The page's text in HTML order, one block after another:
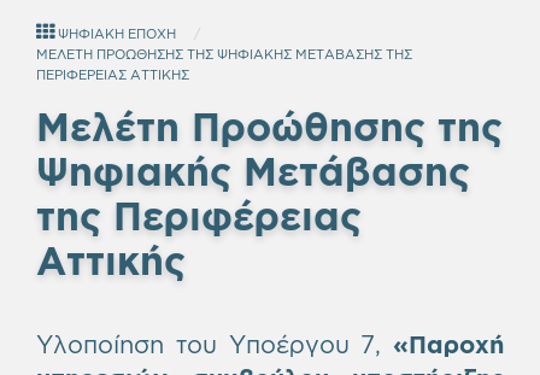
ΨΗΦΙΑΚΗ ΕΠΟΧΗ
ΜΕΛΕΤΗ ΠΡΟΩΘΗΣΗΣ ΤΗΣ ΨΗΦΙΑΚΗΣ ΜΕΤΑΒΑΣΗΣ ΤΗΣ
ΠΕΡΙΦΕΡΕΙΑΣ ΑΤΤΙΚΗΣ
Μελέτη Προώθησης της
Ψηφιακής Μετάβασης
της Περιφέρειας
Αττικής
Υλοποίηση του Υποέργου 7, «Παροχή